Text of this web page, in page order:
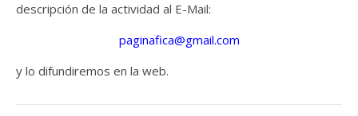
descripción de la actividad al E-Mail:
paginafica@gmail.com
y lo difundiremos en la web.